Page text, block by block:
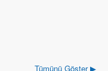
Tümünü Göster ▶